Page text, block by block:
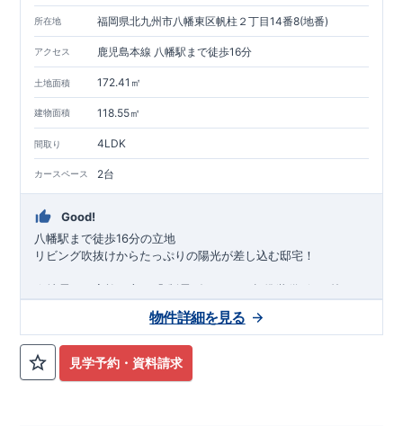
所在地 福岡県北九州市八幡東区帆柱２丁目14番8(地番)
アクセス 鹿児島本線 八幡駅まで徒歩16分
土地面積 172.41㎡
建物面積 118.55㎡
間取り 4LDK
カースペース 2台
Good!
八幡駅まで徒歩16分の立地
リビング吹抜けからたっぷりの陽光が差し込む邸宅！
★ 地震から家族を守る 「 制震ダンパー 標準装備 ★
↑枠クリ
ックで詳細がご覧になれます！
・2階建て４ＬＤＫ物件 ・ＬＤＫ18.25帖＋和室4.5
帖超の大空間 ・全室2面採光で全室収納完備
辺施設が充実!毎日のお買い物にも便利!!
皿倉小学校・・・・
約 700m
(徒歩 9分)
見学予約・資料請求
物件詳細を見る